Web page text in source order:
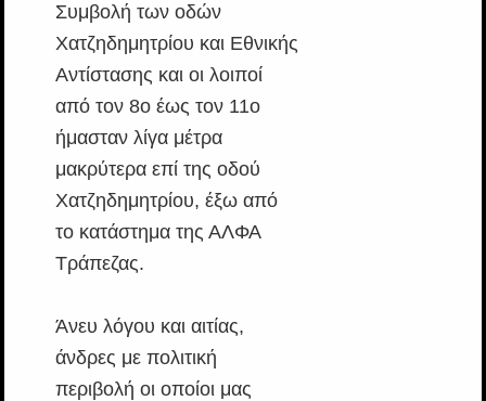
Συμβολή των οδών
Χατζηδημητρίου και Εθνικής
Αντίστασης και οι λοιποί
από τον 8ο έως τον 11ο
ήμασταν λίγα μέτρα
μακρύτερα επί της οδού
Χατζηδημητρίου, έξω από
το κατάστημα της ΑΛΦΑ
Τράπεζας.
Άνευ λόγου και αιτίας,
άνδρες με πολιτική
περιβολή οι οποίοι μας